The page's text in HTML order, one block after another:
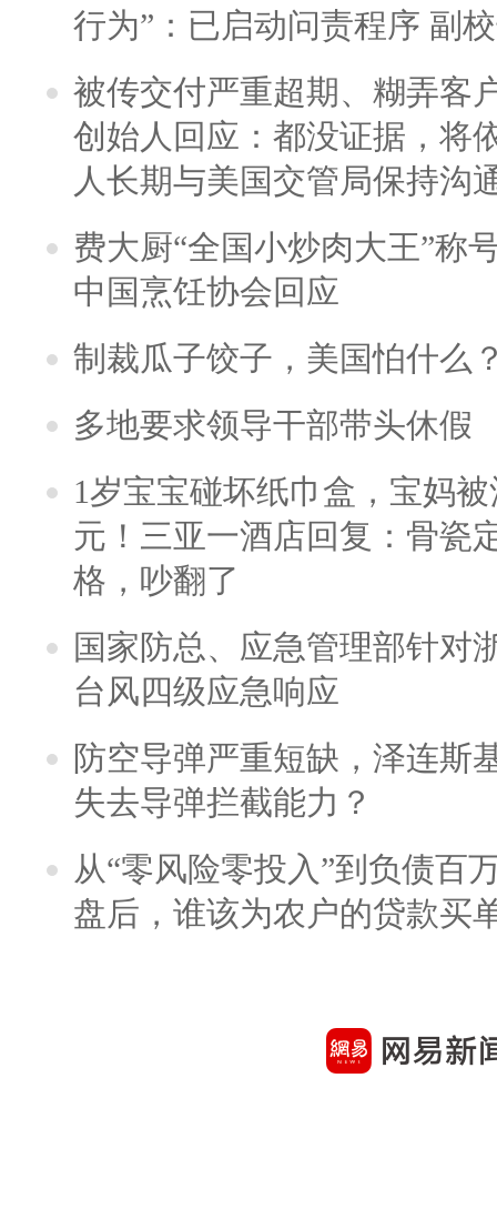
行为”：已启动问责程序 副
被传交付严重超期、糊弄客
创始人回应：都没证据，将
人长期与美国交管局保持沟
费大厨“全国小炒肉大王”称
中国烹饪协会回应
制裁瓜子饺子，美国怕什么
多地要求领导干部带头休假
1岁宝宝碰坏纸巾盒，宝妈
元！三亚一酒店回复：骨瓷
格，吵翻了
国家防总、应急管理部针对
台风四级应急响应
防空导弹严重短缺，泽连斯
失去导弹拦截能力？
从“零风险零投入”到负债百
盘后，谁该为农户的贷款买